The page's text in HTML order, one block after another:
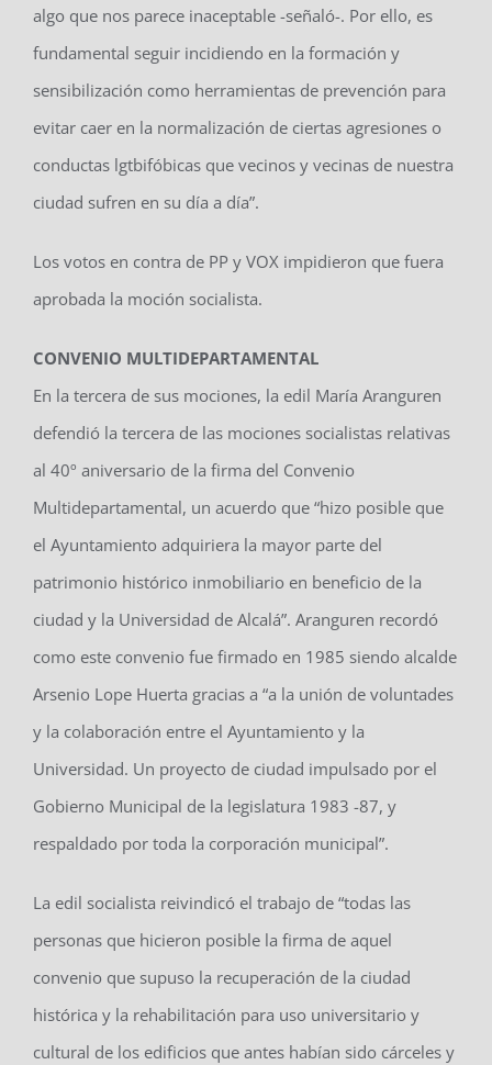
algo que nos parece inaceptable -señaló-. Por ello, es
fundamental seguir incidiendo en la formación y
sensibilización como herramientas de prevención para
evitar caer en la normalización de ciertas agresiones o
conductas lgtbifóbicas que vecinos y vecinas de nuestra
ciudad sufren en su día a día”.
Los votos en contra de PP y VOX impidieron que fuera
aprobada la moción socialista.
CONVENIO MULTIDEPARTAMENTAL
En la tercera de sus mociones, la edil María Aranguren
defendió la tercera de las mociones socialistas relativas
al 40º aniversario de la firma del Convenio
Multidepartamental, un acuerdo que “hizo posible que
el Ayuntamiento adquiriera la mayor parte del
patrimonio histórico inmobiliario en beneficio de la
ciudad y la Universidad de Alcalá”. Aranguren recordó
como este convenio fue firmado en 1985 siendo alcalde
Arsenio Lope Huerta gracias a “a la unión de voluntades
y la colaboración entre el Ayuntamiento y la
Universidad. Un proyecto de ciudad impulsado por el
Gobierno Municipal de la legislatura 1983 -87, y
respaldado por toda la corporación municipal”.
La edil socialista reivindicó el trabajo de “todas las
personas que hicieron posible la firma de aquel
convenio que supuso la recuperación de la ciudad
histórica y la rehabilitación para uso universitario y
cultural de los edificios que antes habían sido cárceles y